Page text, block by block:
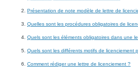
Présentation de note modèle de lettre de
Quelles sont les procédures obligatoires de
Quels sont les éléments obligatoires dans une
Quels sont les différents motifs de licenciement
Comment rédiger une lettre de licenciement ?